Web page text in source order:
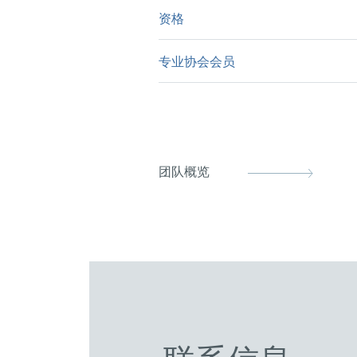
材料科学硕士–慕尼黑工业大
资格
欧洲专利律师
专业协会会员
Handelsblatt Legal Circle
团队概览